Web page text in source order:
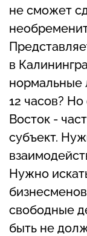
не сможет
в
нормальные
12 часов?
Восток -
субъект.
Нужно
свободные
быть не